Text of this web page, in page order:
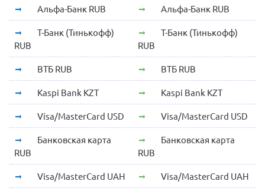
Альфа-Банк RUB Альфа-Банк RUB
Т-Банк (Тинькофф)
RUB
Т-Банк (Тинькофф)
RUB
ВТБ RUB ВТБ RUB
Kaspi Bank KZT Kaspi Bank KZT
Visa/MasterCard USD Visa/MasterCard USD
Банковская карта
RUB
Банковская карта
RUB
Visa/MasterCard UAH Visa/MasterCard UAH